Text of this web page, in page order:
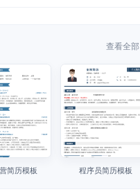
查看全部
简历模板 程序员简历模板